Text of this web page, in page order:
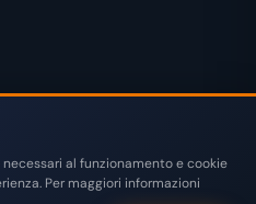
Conte — Tutti i diritti riservati.
al funzionamento e cookie
Per maggiori informazioni